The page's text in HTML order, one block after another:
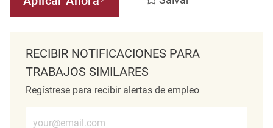
RECIBIR NOTIFICACIONES PARA
TRABAJOS SIMILARES
Regístrese para recibir alertas de empleo